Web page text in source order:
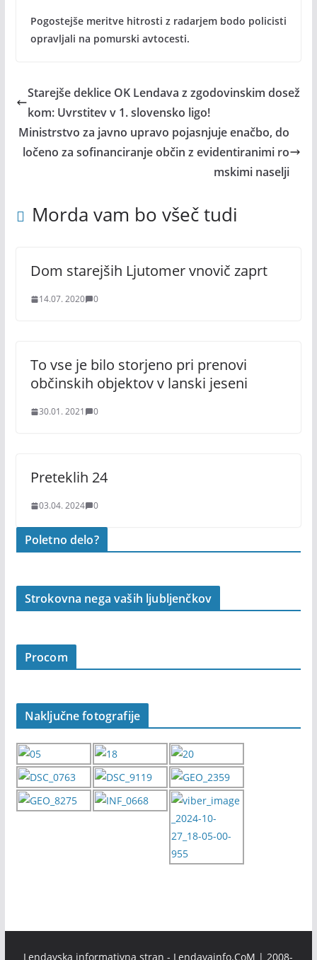
Pogostejše meritve hitrosti z radarjem bodo policisti
opravljali na pomurski avtocesti.
Starejše deklice OK Lendava z zgodovinskim dosež
kom: Uvrstitev v 1. slovensko ligo!
Ministrstvo za javno upravo pojasnjuje enačbo, do
ločeno za sofinanciranje občin z evidentiranimi ro
mskimi naselji
Morda vam bo všeč tudi
Dom starejših Ljutomer vnovič zaprt
14.07. 2020 0
To vse je bilo storjeno pri prenovi
občinskih objektov v lanski jeseni
30.01. 2021 0
Preteklih 24
03.04. 2024 0
Poletno delo?
Strokovna nega vaših ljubljenčkov
Procom
Naključne fotografije
Lendavska informativna stran - Lendavainfo.CoM | 2008-